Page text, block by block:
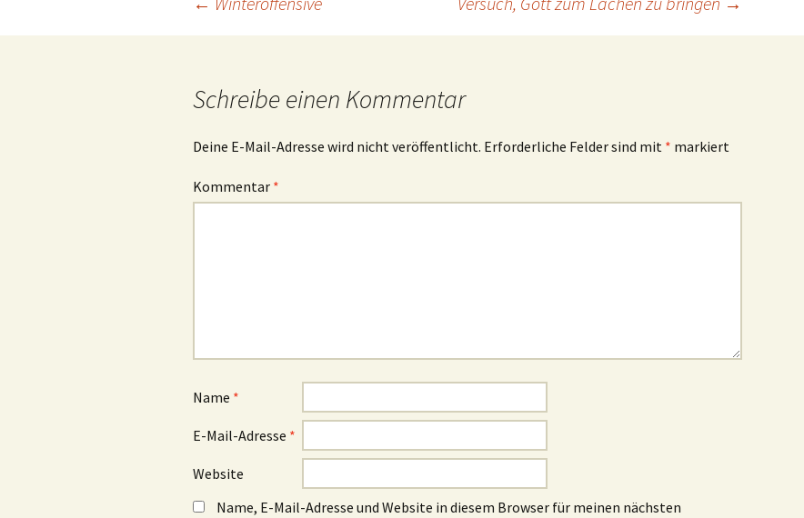
Schreibe einen Kommentar
Deine E-Mail-Adresse wird nicht veröffentlicht. Erforderliche Felder sind mit * markiert
Kommentar *
Name *
E-Mail-Adresse *
Website
Name, E-Mail-Adresse und Website in diesem Browser für meinen nächsten